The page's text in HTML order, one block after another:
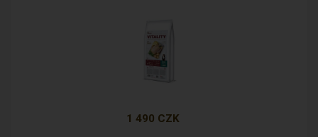
1 490 CZK